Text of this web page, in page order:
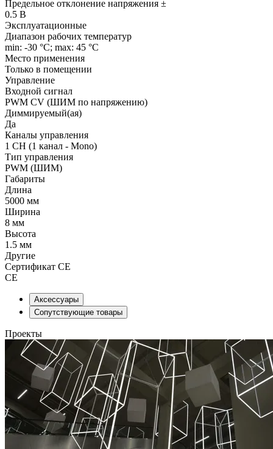
Предельное отклонение напряжения ±
0.5 В
Эксплуатационные
Диапазон рабочих температур
min: -30 °C; max: 45 °C
Место применения
Только в помещении
Управление
Входной сигнал
PWM СV (ШИМ по напряжению)
Диммируемый(ая)
Да
Каналы управления
1 CH (1 канал - Mono)
Тип управления
PWM (ШИМ)
Габариты
Длина
5000 мм
Ширина
8 мм
Высота
1.5 мм
Другие
Сертификат CE
CE
Аксессуары
Сопутствующие товары
Проекты